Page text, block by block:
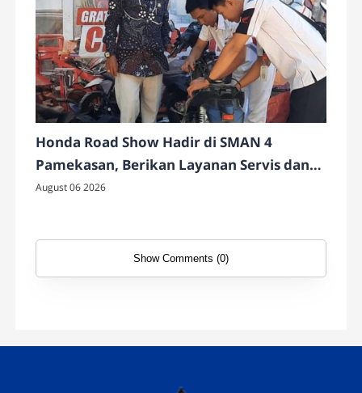
Honda Road Show Hadir di SMAN 4
Pamekasan, Berikan Layanan Servis dan
Cek Motor Gratis
August 06 2026
Show Comments (0)